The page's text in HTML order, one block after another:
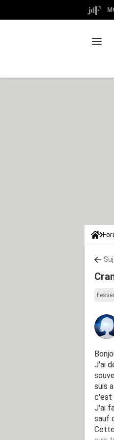
J'ai
suis
c'est
J'ai
sauf